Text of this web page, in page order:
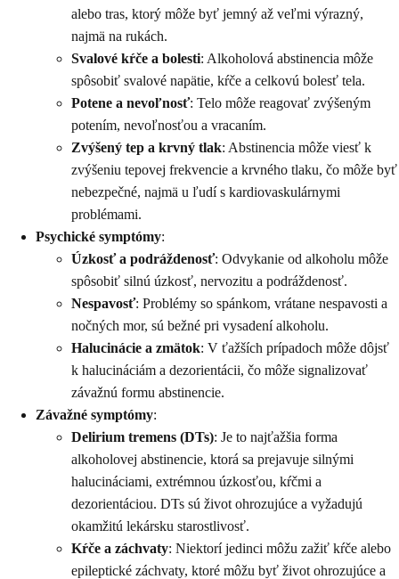
alebo tras, ktorý môže byť jemný až veľmi výrazný,
najmä na rukách.
Svalové kŕče a bolesti: Alkoholová abstinencia môže
spôsobiť svalové napätie, kŕče a celkovú bolesť tela.
Potene a nevoľnosť: Telo môže reagovať zvýšeným
potením, nevoľnosťou a vracaním.
Zvýšený tep a krvný tlak: Abstinencia môže viesť k
zvýšeniu tepovej frekvencie a krvného tlaku, čo môže byť
nebezpečné, najmä u ľudí s kardiovaskulárnymi
problémami.
Psychické symptómy:
Úzkosť a podráždenosť: Odvykanie od alkoholu môže
spôsobiť silnú úzkosť, nervozitu a podráždenosť.
Nespavosť: Problémy so spánkom, vrátane nespavosti a
nočných mor, sú bežné pri vysadení alkoholu.
Halucinácie a zmätok: V ťažších prípadoch môže dôjsť
k halucináciám a dezorientácii, čo môže signalizovať
závažnú formu abstinencie.
Závažné symptómy:
Delirium tremens (DTs): Je to najťažšia forma
alkoholovej abstinencie, ktorá sa prejavuje silnými
halucináciami, extrémnou úzkosťou, kŕčmi a
dezorientáciou. DTs sú život ohrozujúce a vyžadujú
okamžitú lekársku starostlivosť.
Kŕče a záchvaty: Niektorí jedinci môžu zažiť kŕče alebo
epileptické záchvaty, ktoré môžu byť život ohrozujúce a